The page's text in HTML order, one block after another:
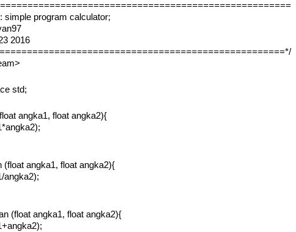
simple program calculator;
2016
std;
angka1, float angka2){
(float angka1, float angka2){
angka2);
(float angka1, float angka2){